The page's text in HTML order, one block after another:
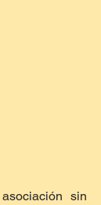
sin